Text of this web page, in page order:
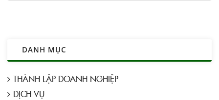
DANH MỤC
THÀNH LẬP DOANH NGHIỆP
DỊCH VỤ